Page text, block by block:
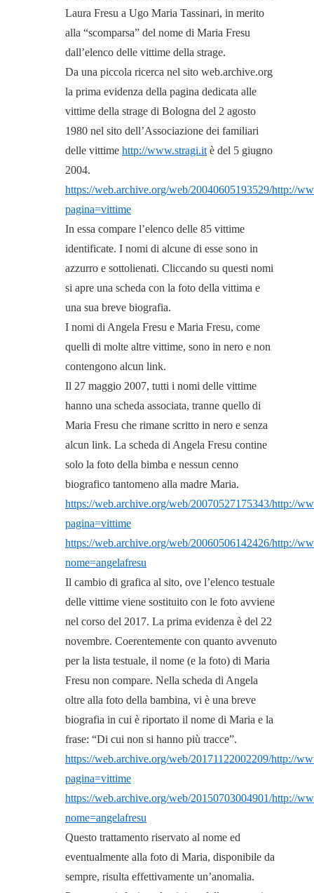
Laura Fresu a Ugo Maria Tassinari, in merito
alla “scomparsa” del nome di Maria Fresu
dall’elenco delle vittime della strage.
Da una piccola ricerca nel sito web.archive.org
la prima evidenza della pagina dedicata alle
vittime della strage di Bologna del 2 agosto
1980 nel sito dell’Associazione dei familiari
delle vittime http://www.stragi.it è del 5 giugno
2004.
https://web.archive.org/web/20040605193529/http://
pagina=vittime
In essa compare l’elenco delle 85 vittime
identificate. I nomi di alcune di esse sono in
azzurro e sottolienati. Cliccando su questi nomi
si apre una scheda con la foto della vittima e
una sua breve biografia.
I nomi di Angela Fresu e Maria Fresu, come
quelli di molte altre vittime, sono in nero e non
contengono alcun link.
Il 27 maggio 2007, tutti i nomi delle vittime
hanno una scheda associata, tranne quello di
Maria Fresu che rimane scritto in nero e senza
alcun link. La scheda di Angela Fresu contine
solo la foto della bimba e nessun cenno
biografico tantomeno alla madre Maria.
https://web.archive.org/web/20070527175343/http://
pagina=vittime
https://web.archive.org/web/20060506142426/http://
nome=angelafresu
Il cambio di grafica al sito, ove l’elenco testuale
delle vittime viene sostituito con le foto avviene
nel corso del 2017. La prima evidenza è del 22
novembre. Coerentemente con quanto avvenuto
per la lista testuale, il nome (e la foto) di Maria
Fresu non compare. Nella scheda di Angela
oltre alla foto della bambina, vi è una breve
biografia in cui è riportato il nome di Maria e la
frase: “Di cui non si hanno più tracce”.
https://web.archive.org/web/20171122002209/http://
pagina=vittime
https://web.archive.org/web/20150703004901/http://
nome=angelafresu
Questo trattamento riservato al nome ed
eventualmente alla foto di Maria, disponibile da
sempre, risulta effettivamente un’anomalia.